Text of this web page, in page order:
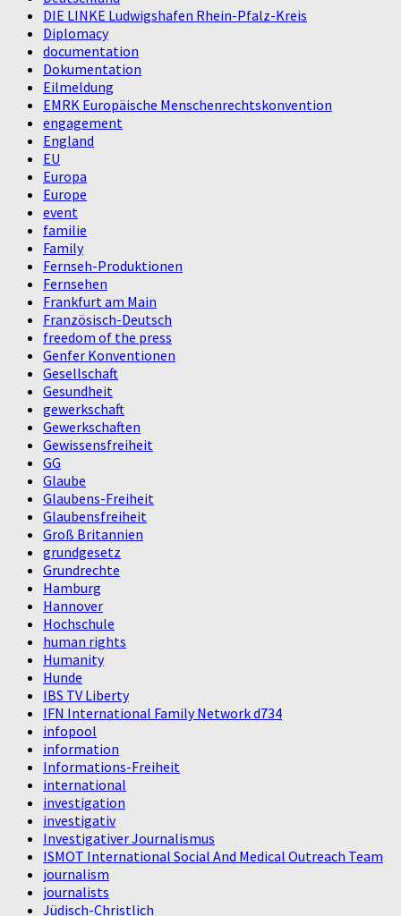
DIE LINKE Ludwigshafen Rhein-Pfalz-Kreis
Diplomacy
documentation
Dokumentation
Eilmeldung
EMRK Europäische Menschenrechtskonvention
engagement
England
EU
Europa
Europe
event
familie
Family
Fernseh-Produktionen
Fernsehen
Frankfurt am Main
Französisch-Deutsch
freedom of the press
Genfer Konventionen
Gesellschaft
Gesundheit
gewerkschaft
Gewerkschaften
Gewissensfreiheit
GG
Glaube
Glaubens-Freiheit
Glaubensfreiheit
Groß Britannien
grundgesetz
Grundrechte
Hamburg
Hannover
Hochschule
human rights
Humanity
Hunde
IBS TV Liberty
IFN International Family Network d734
infopool
information
Informations-Freiheit
international
investigation
investigativ
Investigativer Journalismus
ISMOT International Social And Medical Outreach Team
journalism
journalists
Jüdisch-Christlich